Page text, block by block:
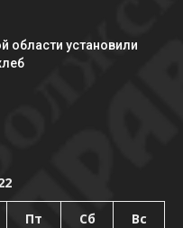
области установили
Пт Сб Вс